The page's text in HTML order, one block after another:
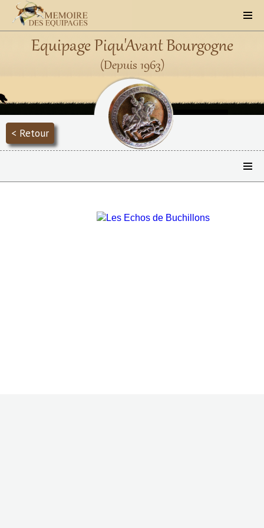
Equipage Piqu'Avant Bourgogne
(Depuis 1963)
< Retour